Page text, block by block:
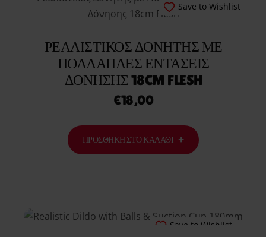
Save to Wishlist
ΡΕΑΛΙΣΤΙΚΌΣ ΔΟΝΗΤΉΣ ΜΕ
ΠΟΛΛΑΠΛΈΣ ΕΝΤΆΣΕΙΣ
ΔΌΝΗΣΗΣ 18CM FLESH
€18,00
ΠΡΟΣΘΉΚΗ ΣΤΟ ΚΑΛΆΘΙ
Save to Wishlist